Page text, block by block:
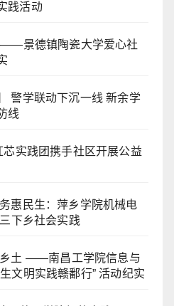
践活动
——景德镇陶瓷大学爱心社
警学联动下沉一线 新余学
线
芯实践团携手社区开展公益
惠民生：萍乡学院机械电
下乡社会实践
土 ——南昌工学院信息与
文明实践赣鄱行” 活动纪实